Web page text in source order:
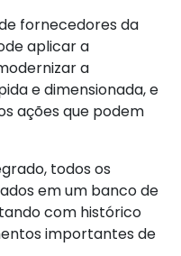
fornecedores da
aplicar a
a
e dimensionada, e
ações que podem
todos os
em um banco de
com histórico
importantes de